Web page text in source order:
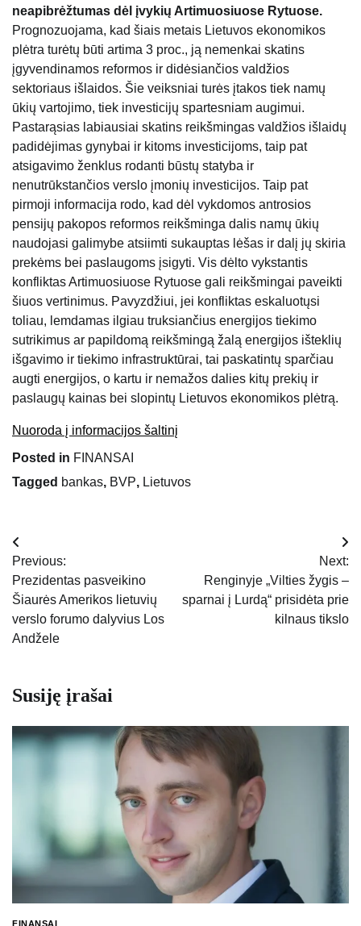
neapibrėžtumas dėl įvykių Artimuosiuose Rytuose.
Prognozuojama, kad šiais metais Lietuvos ekonomikos
plėtra turėtų būti artima 3 proc., ją nemenkai skatins
įgyvendinamos reformos ir didėsiančios valdžios
sektoriaus išlaidos. Šie veiksniai turės įtakos tiek namų
ūkių vartojimo, tiek investicijų spartesniam augimui.
Pastarąsias labiausiai skatins reikšmingas valdžios išlaidų
padidėjimas gynybai ir kitoms investicijoms, taip pat
atsigavimo ženklus rodanti būstų statyba ir
nenutrūkstančios verslo įmonių investicijos. Taip pat
pirmoji informacija rodo, kad dėl vykdomos antrosios
pensijų pakopos reformos reikšminga dalis namų ūkių
naudojasi galimybe atsiimti sukauptas lėšas ir dalį jų skiria
prekėms bei paslaugoms įsigyti. Vis dėlto vykstantis
konfliktas Artimuosiuose Rytuose gali reikšmingai paveikti
šiuos vertinimus. Pavyzdžiui, jei konfliktas eskaluotųsi
toliau, lemdamas ilgiau truksiančius energijos tiekimo
sutrikimus ar papildomą reikšmingą žalą energijos išteklių
išgavimo ir tiekimo infrastruktūrai, tai paskatintų sparčiau
augti energijos, o kartu ir nemažos dalies kitų prekių ir
paslaugų kainas bei slopintų Lietuvos ekonomikos plėtrą.
Nuoroda į informacijos šaltinį
Posted in FINANSAI
Tagged bankas, BVP, Lietuvos
Navigacija
tarp
įrašų
Previous:
Prezidentas pasveikino
Šiaurės Amerikos lietuvių
verslo forumo dalyvius Los
Andžele
Next:
Renginyje „Vilties žygis –
sparnai į Lurdą“ prisidėta prie
kilnaus tikslo
Susiję įrašai
FINANSAI